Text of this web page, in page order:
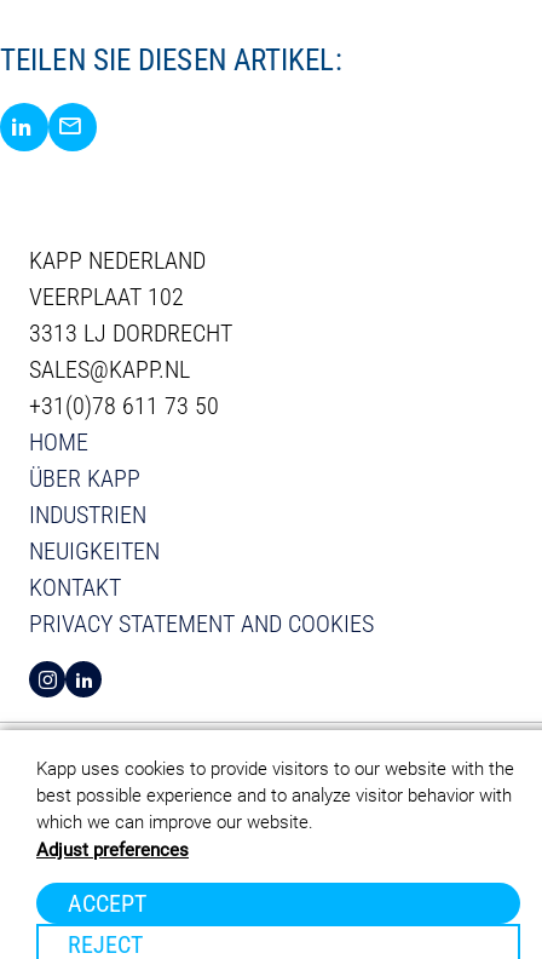
Kapp uses cookies to provide visitors to our website with the
best possible experience and to analyze visitor behavior with
which we can improve our website.
Adjust preferences
REJECT
ACCEPT
TEILEN SIE DIESEN ARTIKEL:
Share via LinkedIn
Share via E-Mail
KAPP NEDERLAND
VEERPLAAT 102
3313 LJ DORDRECHT
SALES@KAPP.NL
+31(0)78 611 73 50
HOME
ÜBER KAPP
INDUSTRIEN
NEUIGKEITEN
KONTAKT
PRIVACY STATEMENT AND COOKIES
VIEW INSTAGRAM FROM KAPP
VIEW LINKEDIN FROM KAPP